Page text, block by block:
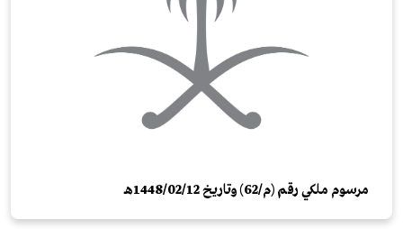
مرسوم ملكي رقم (م/62) وتاريخ 12/‏02‏/1448هـ